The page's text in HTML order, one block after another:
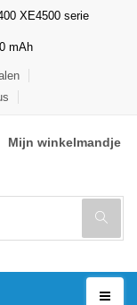
XE4500 serie
mAh
Mijn winkelmandje